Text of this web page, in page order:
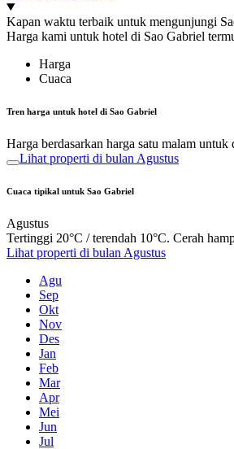
Kapan waktu terbaik untuk mengunjungi
Harga kami untuk hotel di Sao Gabriel
Harga
Cuaca
Tren harga untuk hotel di Sao Gabriel
Harga berdasarkan harga satu malam untuk
Lihat properti di bulan Agustus
Cuaca tipikal untuk Sao Gabriel
Agustus
Tertinggi 20°C / terendah 10°C. Cerah
Lihat properti di bulan Agustus
Agu
Sep
Okt
Nov
Des
Jan
Feb
Mar
Apr
Mei
Jun
Jul